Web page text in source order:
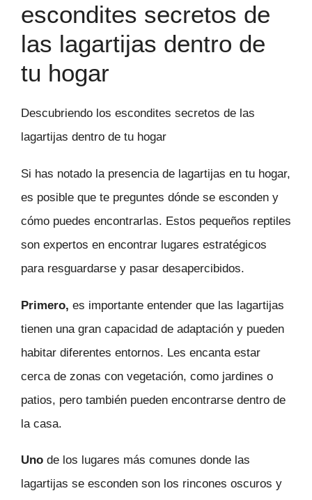
escondites secretos de
las lagartijas dentro de
tu hogar
Descubriendo los escondites secretos de las
lagartijas dentro de tu hogar
Si has notado la presencia de lagartijas en tu hogar,
es posible que te preguntes dónde se esconden y
cómo puedes encontrarlas. Estos pequeños reptiles
son expertos en encontrar lugares estratégicos
para resguardarse y pasar desapercibidos.
Primero, es importante entender que las lagartijas
tienen una gran capacidad de adaptación y pueden
habitar diferentes entornos. Les encanta estar
cerca de zonas con vegetación, como jardines o
patios, pero también pueden encontrarse dentro de
la casa.
Uno de los lugares más comunes donde las
lagartijas se esconden son los rincones oscuros y